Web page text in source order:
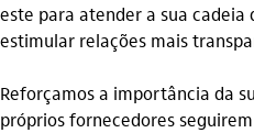
este para atender a sua cadeia
estimular relações mais
Reforçamos a importância da
próprios fornecedores